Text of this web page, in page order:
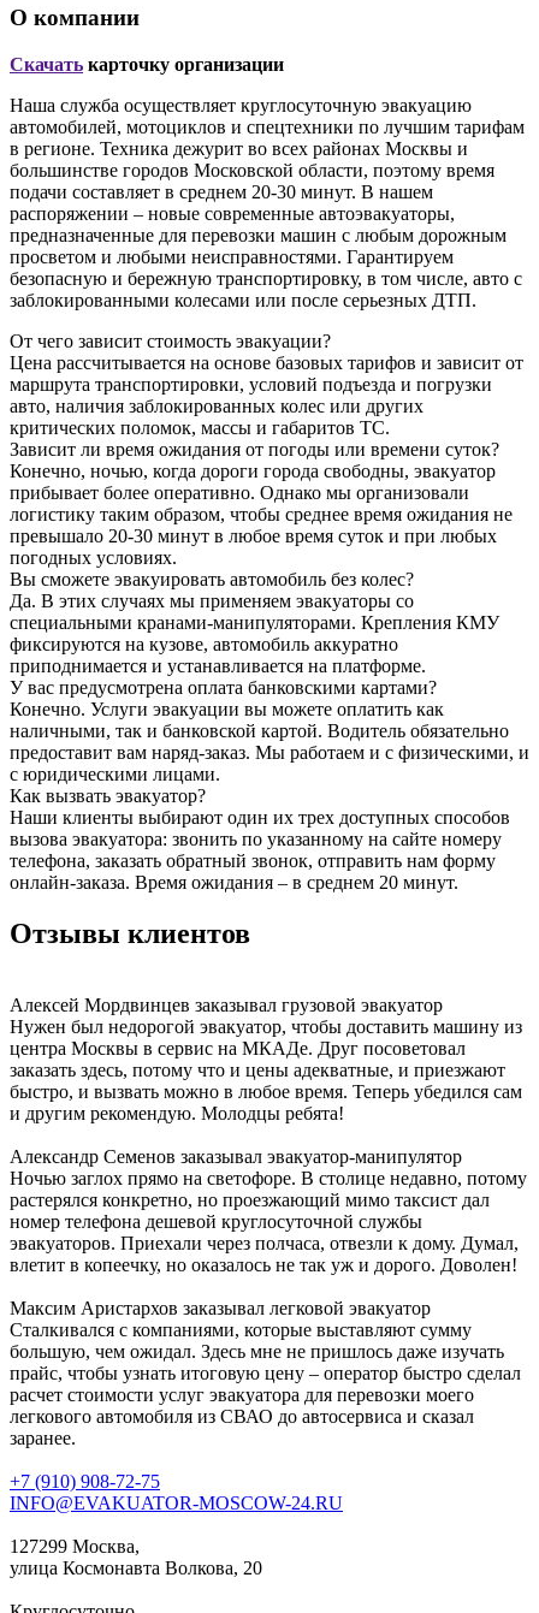
О компании
Скачать карточку организации
Наша служба осуществляет круглосуточную эвакуацию
автомобилей, мотоциклов и спецтехники по лучшим тарифам
в регионе. Техника дежурит во всех районах Москвы и
большинстве городов Московской области, поэтому время
подачи составляет в среднем 20-30 минут. В нашем
распоряжении – новые современные автоэвакуаторы,
предназначенные для перевозки машин с любым дорожным
просветом и любыми неисправностями. Гарантируем
безопасную и бережную транспортировку, в том числе, авто с
заблокированными колесами или после серьезных ДТП.
От чего зависит стоимость эвакуации?
Цена рассчитывается на основе базовых тарифов и зависит от
маршрута транспортировки, условий подъезда и погрузки
авто, наличия заблокированных колес или других
критических поломок, массы и габаритов ТС.
Зависит ли время ожидания от погоды или времени суток?
Конечно, ночью, когда дороги города свободны, эвакуатор
прибывает более оперативно. Однако мы организовали
логистику таким образом, чтобы среднее время ожидания не
превышало 20-30 минут в любое время суток и при любых
погодных условиях.
Вы сможете эвакуировать автомобиль без колес?
Да. В этих случаях мы применяем эвакуаторы со
специальными кранами-манипуляторами. Крепления КМУ
фиксируются на кузове, автомобиль аккуратно
приподнимается и устанавливается на платформе.
У вас предусмотрена оплата банковскими картами?
Конечно. Услуги эвакуации вы можете оплатить как
наличными, так и банковской картой. Водитель обязательно
предоставит вам наряд-заказ. Мы работаем и с физическими, и
с юридическими лицами.
Как вызвать эвакуатор?
Наши клиенты выбирают один их трех доступных способов
вызова эвакуатора: звонить по указанному на сайте номеру
телефона, заказать обратный звонок, отправить нам форму
онлайн-заказа. Время ожидания – в среднем 20 минут.
Отзывы клиентов
Алексей Мордвинцев заказывал грузовой эвакуатор
Нужен был недорогой эвакуатор, чтобы доставить машину из
центра Москвы в сервис на МКАДе. Друг посоветовал
заказать здесь, потому что и цены адекватные, и приезжают
быстро, и вызвать можно в любое время. Теперь убедился сам
и другим рекомендую. Молодцы ребята!
Александр Семенов заказывал эвакуатор-манипулятор
Ночью заглох прямо на светофоре. В столице недавно, потому
растерялся конкретно, но проезжающий мимо таксист дал
номер телефона дешевой круглосуточной службы
эвакуаторов. Приехали через полчаса, отвезли к дому. Думал,
влетит в копеечку, но оказалось не так уж и дорого. Доволен!
Максим Аристархов заказывал легковой эвакуатор
Сталкивался с компаниями, которые выставляют сумму
большую, чем ожидал. Здесь мне не пришлось даже изучать
прайс, чтобы узнать итоговую цену – оператор быстро сделал
расчет стоимости услуг эвакуатора для перевозки моего
легкового автомобиля из СВАО до автосервиса и сказал
заранее.
+7 (910) 908-72-75
INFO@EVAKUATOR-MOSCOW-24.RU
127299 Москва,
улица Космонавта Волкова, 20